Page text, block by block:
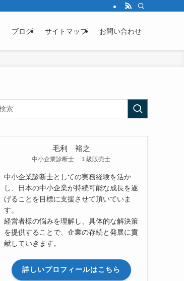
ブログ サイトマップ お問い合わせ
毛利 裕之
中小企業診断士 １級販売士
中小企業診断士としての実務経験を活か
し、日本の中小企業が持続可能な成長を遂
げることを目標に支援させて頂いていま
す。
経営者様の悩みを理解し、具体的な解決策
を提供することで、企業の存続と発展に貢
献していきます。
詳しいプロフィールはこちら